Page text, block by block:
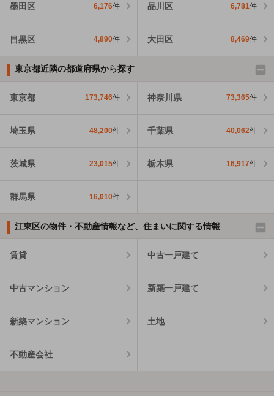
墨田区 6,176件 品川区 6,781件
目黒区 4,890件 大田区 8,469件
東京都近隣の都道府県から探す
東京都 173,746件 神奈川県 73,365件
埼玉県 48,200件 千葉県 40,062件
茨城県 23,015件 栃木県 16,917件
群馬県 16,010件
江東区の物件・不動産情報など、住まいに関する情報
賃貸 中古一戸建て
中古マンション 新築一戸建て
新築マンション 土地
不動産会社